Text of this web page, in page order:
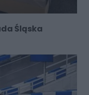
Śląska